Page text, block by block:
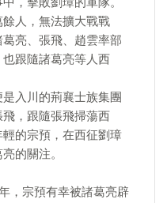
人，無法擴大戰戰
亮、張飛、趙雲率部
跟隨諸葛亮等人西
入川的荊襄士族集團
，跟隨張飛掃蕩西
的宗預，在西征劉璋
的關注。
，宗預有幸被諸葛亮辟